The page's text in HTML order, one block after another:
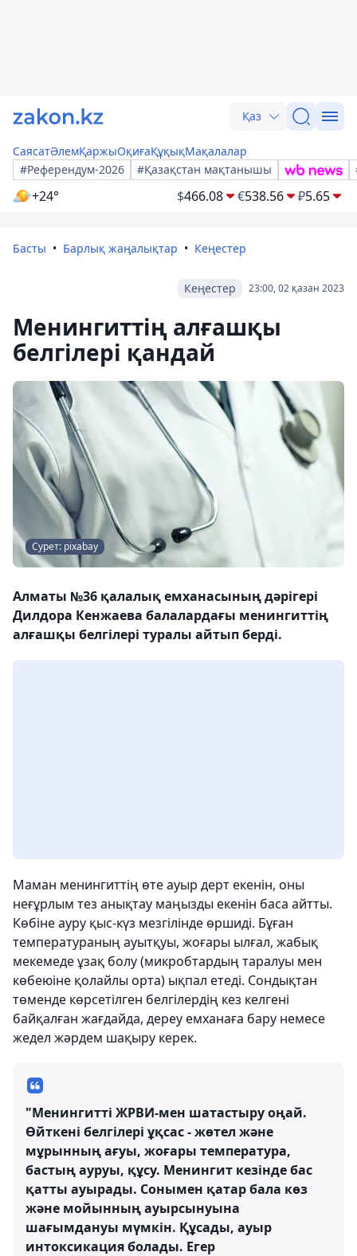
Қаз
СаясатӘлемҚаржыОқиғаҚұқықМақалалар
#Референдум-2026
#Қазақстан мақтанышы
+24° $466.08 €538.56 ₽5.65
Басты Барлық жаңалықтар Кеңестер
23:00, 02 қазан 2023
Кеңестер
Менингиттің алғашқы
белгілері қандай
Сурет: pixabay
Алматы №36 қалалық емханасының дәрігері
Дилдора Кенжаева балалардағы менингиттің
алғашқы белгілері туралы айтып берді.
Маман менингиттің өте ауыр дерт екенін, оны
неғұрлым тез анықтау маңызды екенін баса айтты.
Көбіне ауру қыс-күз мезгілінде өршиді. Бұған
температураның ауытқуы, жоғары ылғал, жабық
мекемеде ұзақ болу (микробтардың таралуы мен
көбеюіне қолайлы орта) ықпал етеді. Сондықтан
төменде көрсетілген белгілердің кез келгені
байқалған жағдайда, дереу емханаға бару немесе
жедел жәрдем шақыру керек.
"Менингитті ЖРВИ-мен шатастыру оңай.
Өйткені белгілері ұқсас - жөтел және
мұрынның ағуы, жоғары температура,
бастың ауруы, құсу. Менингит кезінде бас
қатты ауырады. Сонымен қатар бала көз
және мойынның ауырсынуына
шағымдануы мүмкін. Құсады, ауыр
интоксикация болады. Егер